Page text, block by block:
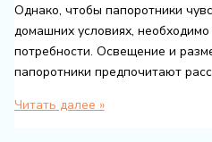
Однако, чтобы папоротники
домашних условиях,
потребности. Освещение и
папоротники предпочитают
Советы
Читать далее »